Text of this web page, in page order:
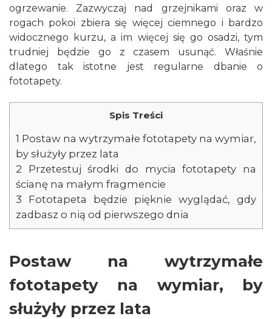
ogrzewanie. Zazwyczaj nad grzejnikami oraz w
rogach pokoi zbiera się więcej ciemnego i bardzo
widocznego kurzu, a im więcej się go osadzi, tym
trudniej będzie go z czasem usunąć. Właśnie
dlatego tak istotne jest regularne dbanie o
fototapety.
Spis Treści
1 Postaw na wytrzymałe fototapety na wymiar,
by służyły przez lata
2 Przetestuj środki do mycia fototapety na
ścianę na małym fragmencie
3 Fototapeta będzie pięknie wyglądać, gdy
zadbasz o nią od pierwszego dnia
Postaw na wytrzymałe
fototapety na wymiar, by
służyły przez lata